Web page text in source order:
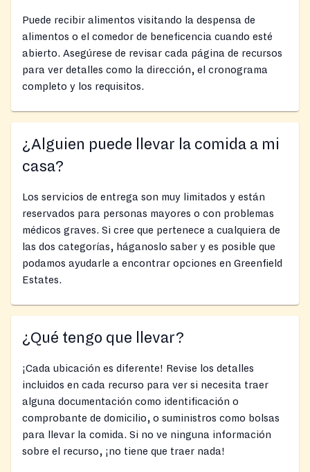
Puede recibir alimentos visitando la despensa de
alimentos o el comedor de beneficencia cuando esté
abierto. Asegúrese de revisar cada página de recursos
para ver detalles como la dirección, el cronograma
completo y los requisitos.
¿Alguien puede llevar la comida a mi
casa?
Los servicios de entrega son muy limitados y están
reservados para personas mayores o con problemas
médicos graves. Si cree que pertenece a cualquiera de
las dos categorías, háganoslo saber y es posible que
podamos ayudarle a encontrar opciones en Greenfield
Estates.
¿Qué tengo que llevar?
¡Cada ubicación es diferente! Revise los detalles
incluidos en cada recurso para ver si necesita traer
alguna documentación como identificación o
comprobante de domicilio, o suministros como bolsas
para llevar la comida. Si no ve ninguna información
sobre el recurso, ¡no tiene que traer nada!